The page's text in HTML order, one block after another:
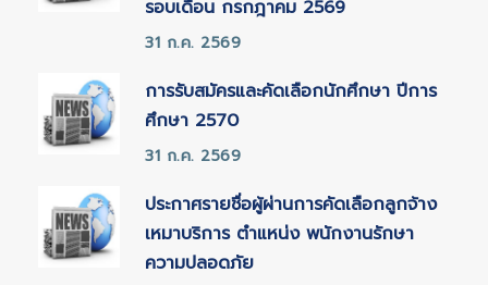
รอบเดือน กรกฎาคม 2569
31 ก.ค. 2569
การรับสมัครและคัดเลือกนักศึกษา ปีการ
ศึกษา 2570
31 ก.ค. 2569
ประกาศรายชื่อผู้ผ่านการคัดเลือกลูกจ้าง
เหมาบริการ ตำแหน่ง พนักงานรักษา
ความปลอดภัย